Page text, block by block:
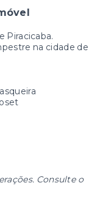
Piracicaba.
na cidade de
Consulte o